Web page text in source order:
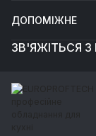
ДОПОМІЖНЕ
ЗВ'ЯЖІТЬСЯ